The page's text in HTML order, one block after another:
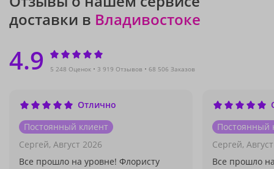
доставки в Владивостоке
4.9 5 248 Оценок 3 919 Отзывов 68 506 Заказов
Отлично
Постоянный клиент
Сергей, Август 2026
Все прошло на уровне! Флористу
Постоянный
Сергей,
Все прошло